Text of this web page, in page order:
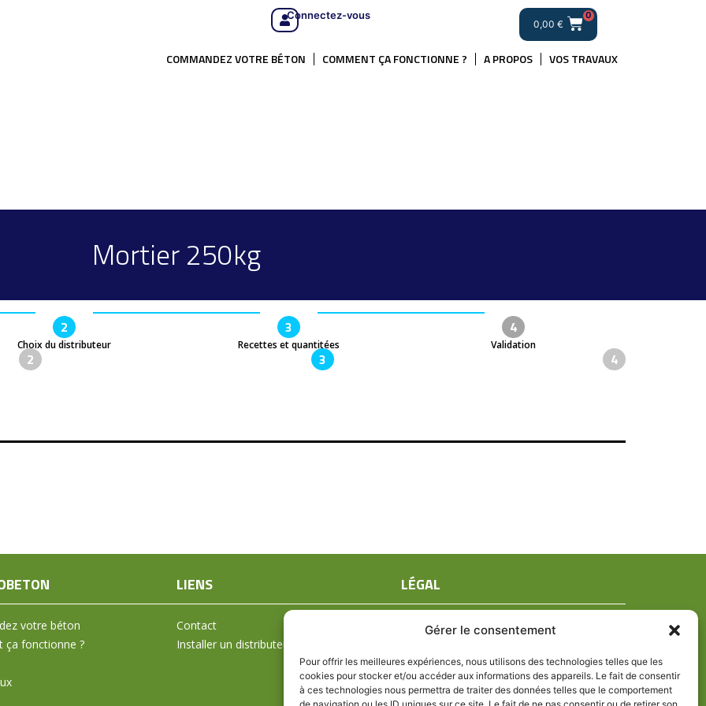
Gérer le consentement
Pour offrir les meilleures expériences, nous utilisons des technologies telles que les
cookies pour stocker et/ou accéder aux informations des appareils. Le fait de consentir
à ces technologies nous permettra de traiter des données telles que le comportement
Connectez-vous
0,00 €
0
COMMANDEZ VOTRE BÉTON COMMENT ÇA FONCTIONNE ? A PROPOS VOS TRAVAUX
Mortier 250kg
2
Choix du distributeur
3
Recettes et quantitées
4
Validation
2 3 4
votre béton
ça fonctionne ?
LIENS
Contact
Installer un distributeur
LÉGAL
Mentions légales
Politique de confidentialité
Politique de cookies (UE)